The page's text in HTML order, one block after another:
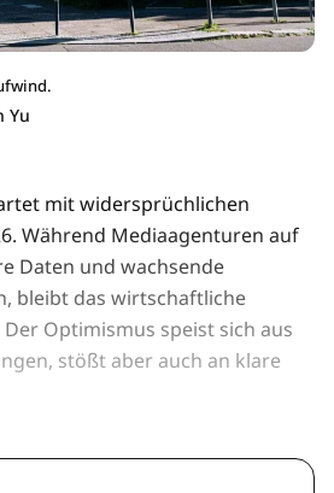
Yu
mit widersprüchlichen
Während Mediaagenturen auf
Daten und wachsende
bleibt das wirtschaftliche
Optimismus speist sich aus
stößt aber auch an klare